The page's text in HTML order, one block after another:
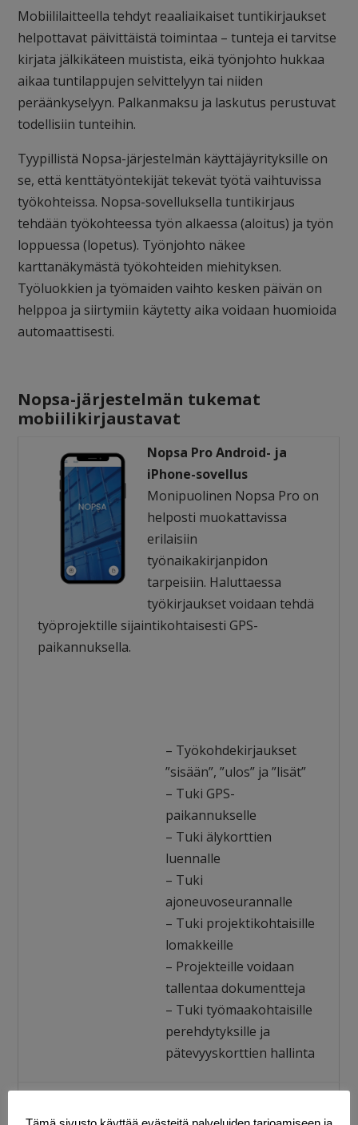
Mobiililaitteella tehdyt reaaliaikaiset tuntikirjaukset
helpottavat päivittäistä toimintaa – tunteja ei tarvitse
kirjata jälkikäteen muistista, eikä työnjohto hukkaa
aikaa tuntilappujen selvittelyyn tai niiden
peräänkyselyyn. Palkanmaksu ja laskutus perustuvat
todellisiin tunteihin.
Tyypillistä Nopsa-järjestelmän käyttäjäyrityksille on
se, että kenttätyöntekijät tekevät työtä vaihtuvissa
työkohteissa. Nopsa-sovelluksella tuntikirjaus
tehdään työkohteessa työn alkaessa (aloitus) ja työn
loppuessa (lopetus). Työnjohto näkee
karttanäkymästä työkohteiden miehityksen.
Työluokkien ja työmaiden vaihto kesken päivän on
helppoa ja siirtymiin käytetty aika voidaan huomioida
automaattisesti.
Nopsa-järjestelmän tukemat
mobiilikirjaustavat
Nopsa Pro Android- ja
iPhone-sovellus
Monipuolinen Nopsa Pro on
helposti muokattavissa
erilaisiin
työnaikakirjanpidon
tarpeisiin. Haluttaessa
työkirjaukset voidaan tehdä
työprojektille sijaintikohtaisesti GPS-
paikannuksella.
– Työkohdekirjaukset
”sisään”, ”ulos” ja ”lisät”
– Tuki GPS-
paikannukselle
– Tuki älykorttien
luennalle
– Tuki
ajoneuvoseurannalle
– Tuki projektikohtaisille
lomakkeille
– Projekteille voidaan
tallentaa dokumentteja
– Tuki työmaakohtaisille
perehdytyksille ja
pätevyyskorttien hallinta